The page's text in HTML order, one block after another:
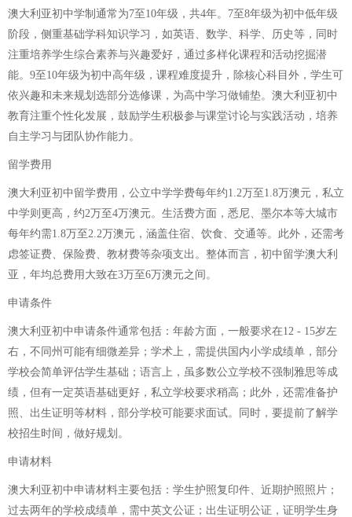
澳大利亚初中学制通常为7至10年级，共4年。7至8年级为初中低年级
阶段，侧重基础学科知识学习，如英语、数学、科学、历史等，同时
注重培养学生综合素养与兴趣爱好，通过多样化课程和活动挖掘潜
能。9至10年级为初中高年级，课程难度提升，除核心科目外，学生可
依兴趣和未来规划选部分选修课，为高中学习做铺垫。澳大利亚初中
教育注重个性化发展，鼓励学生积极参与课堂讨论与实践活动，培养
自主学习与团队协作能力。
留学费用
澳大利亚初中留学费用，公立中学学费每年约1.2万至1.8万澳元，私立
中学则更高，约2万至4万澳元。生活费方面，悉尼、墨尔本等大城市
每年约需1.8万至2.2万澳元，涵盖住宿、饮食、交通等。此外，还需考
虑签证费、保险费、教材费等杂项支出。整体而言，初中留学澳大利
亚，年均总费用大致在3万至6万澳元之间。
申请条件
澳大利亚初中申请条件通常包括：年龄方面，一般要求在12 - 15岁左
右，不同州可能有细微差异；学术上，需提供国内小学成绩单，部分
学校会简单评估学生基础；语言上，虽多数公立学校不强制雅思等成
绩，但有一定英语基础更好，私立学校要求稍高；此外，还需准备护
照、出生证明等材料，部分学校可能要求面试。同时，要提前了解学
校招生时间，做好规划。
申请材料
澳大利亚初中申请材料主要包括：学生护照复印件、近期护照照片；
过去两年的学校成绩单，需中英文公证；出生证明公证，证明学生身